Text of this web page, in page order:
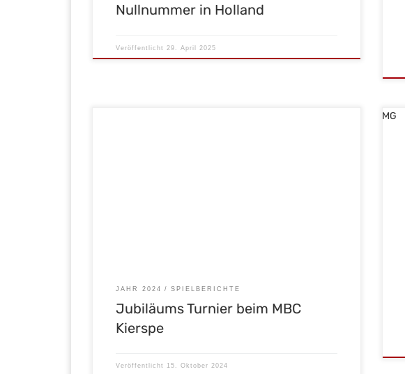
Nullnummer in Holland
Veröffentlicht 29. April 2025
JAHR 2024 SPIELBERICHTE
Jubiläums Turnier beim MBC
Kierspe
Veröffentlicht 15. Oktober 2024